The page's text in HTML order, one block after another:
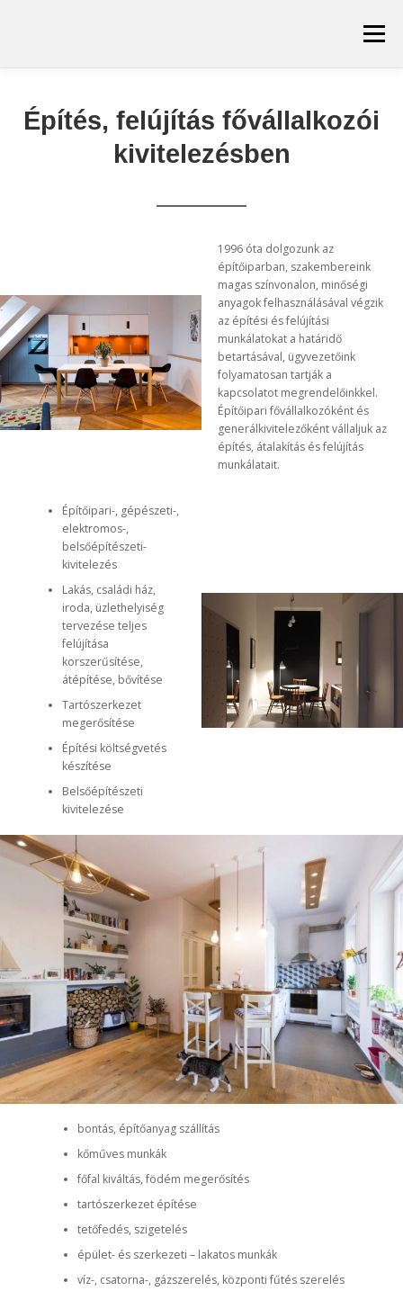
Menü
Építés, felújítás fővállalkozói
kivitelezésben
1996 óta dolgozunk az
építőiparban, szakembereink
magas színvonalon, minőségi
anyagok felhasználásával végzik
az építési és felújítási
munkálatokat a határidő
betartásával, ügyvezetőink
folyamatosan tartják a
kapcsolatot megrendelőinkkel.
Építőipari fővállalkozóként és
generálkivitelezőként vállaljuk az
építés, átalakítás és felújítás
munkálatait.
Építőipari-, gépészeti-,
elektromos-,
belsőépítészeti-
kivitelezés
Lakás, családi ház,
iroda, üzlethelyiség
tervezése teljes
felújítása
korszerűsítése,
átépítése, bővítése
Tartószerkezet
megerősítése
Építési költségvetés
készítése
Belsőépítészeti
kivitelezése
bontás, építőanyag szállítás
kőműves munkák
főfal kiváltás, födém megerősítés
tartószerkezet építése
tetőfedés, szigetelés
épület- és szerkezeti – lakatos munkák
víz-, csatorna-, gázszerelés, központi fűtés szerelés